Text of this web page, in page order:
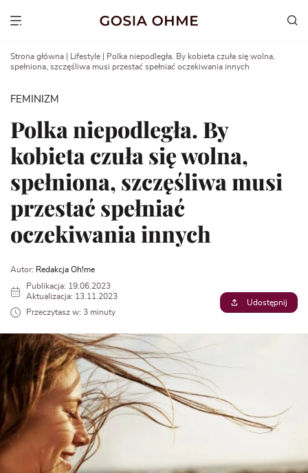
Show menu
Strona główna Lifestyle
Polka niepodległa. By kobieta czuła się wolna,
spełniona, szczęśliwa musi przestać spełniać oczekiwania innych
FEMINIZM
Polka niepodległa. By
kobieta czuła się wolna,
spełniona, szczęśliwa musi
przestać spełniać
oczekiwania innych
Autor: Redakcja Oh!me
Publikacja: 19.06.2023
Aktualizacja: 13.11.2023
Przeczytasz w: 3 minuty
Udostępnij